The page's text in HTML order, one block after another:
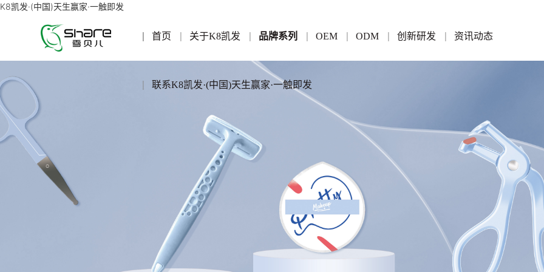
K8凯发·(中国)天生赢家·一触即发
首页 关于K8凯发 品牌系列 OEM ODM 创新研发 资讯动态
联系K8凯发·(中国)天生赢家·一触即发